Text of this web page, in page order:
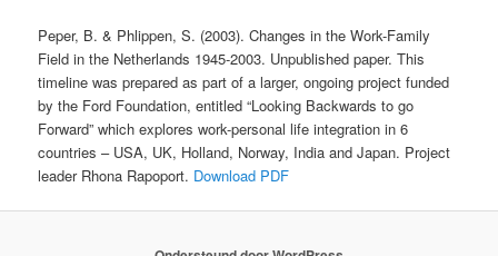
Peper, B. & Phlippen, S. (2003). Changes in the Work-Family
Field in the Netherlands 1945-2003. Unpublished paper. This
timeline was prepared as part of a larger, ongoing project funded
by the Ford Foundation, entitled “Looking Backwards to go
Forward” which explores work-personal life integration in 6
countries – USA, UK, Holland, Norway, India and Japan. Project
leader Rhona Rapoport. Download PDF